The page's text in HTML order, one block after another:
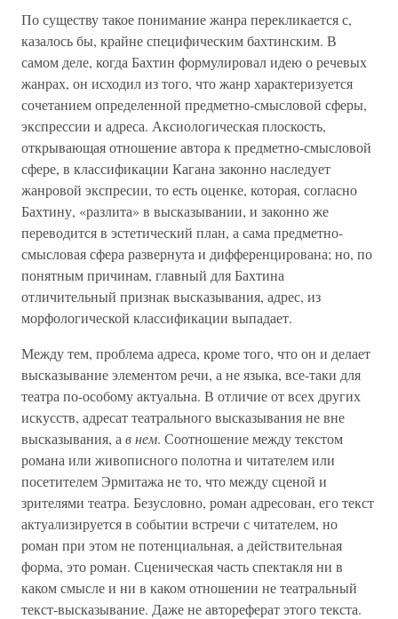
По существу такое понимание жанра перекликается с,
казалось бы, крайне специфическим бахтинским. В
самом деле, когда Бахтин формулировал идею о речевых
жанрах, он исходил из того, что жанр характеризуется
сочетанием определенной предметно-смысловой сферы,
экспрессии и адреса. Аксиологическая плоскость,
открывающая отношение автора к предметно-смысловой
сфере, в классификации Кагана законно наследует
жанровой экспресии, то есть оценке, которая, согласно
Бахтину, «разлита» в высказывании, и законно же
переводится в эстетический план, а сама предметно-
смысловая сфера развернута и дифференцирована; но, по
понятным причинам, главный для Бахтина
отличительный признак высказывания, адрес, из
морфологической классификации выпадает.
Между тем, проблема адреса, кроме того, что он и делает
высказывание элементом речи, а не языка, все-таки для
театра по-особому актуальна. В отличие от всех других
искусств, адресат театрального высказывания не вне
высказывания, а в нем. Соотношение между текстом
романа или живописного полотна и читателем или
посетителем Эрмитажа не то, что между сценой и
зрителями театра. Безусловно, роман адресован, его текст
актуализируется в событии встречи с читателем, но
роман при этом не потенциальная, а действительная
форма, это роман. Сценическая часть спектакля ни в
каком смысле и ни в каком отношении не театральный
текст-высказывание. Даже не автореферат этого текста.